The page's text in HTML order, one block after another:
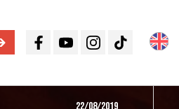
Facebook
YoutubeInstagramTikTok